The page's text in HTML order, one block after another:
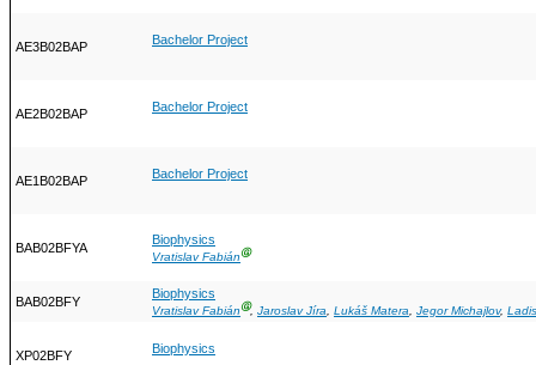
AE3B02BAP Bachelor Project
AE2B02BAP Bachelor Project
AE1B02BAP Bachelor Project
BAB02BFYA
Biophysics
Vratislav FabiánⒼ
BAB02BFY
Biophysics
Vratislav FabiánⒼ, Jaroslav Jíra, Lukáš Matera, Jegor Michajlov,
XP02BFY Biophysics